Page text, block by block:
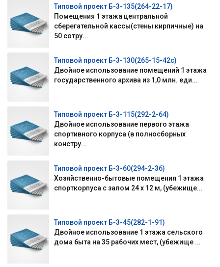
Типовой проект Б-3-135(264-22-17)
Помещения 1 этажа центральной
сберегательной кассы(стены кирпичные) на
50 сотру...
Типовой проект Б-3-130(265-15-42с)
Двойное использование помещений 1 этажа
государственного архива из 1,0 млн. еди...
Типовой проект Б-3-115(292-2-64)
Двойное использование первого этажа
спортивного корпуса (в полносборных
констру...
Типовой проект Б-3-60(294-2-36)
Хозяйственно-бытовые помещения 1 этажа
спорткорпуса с залом 24 х 12 м, (убежище...
Типовой проект Б-3-45(282-1-91)
Двойное использование 1 этажа сельского
дома быта на 35 рабочих мест, (убежище ...